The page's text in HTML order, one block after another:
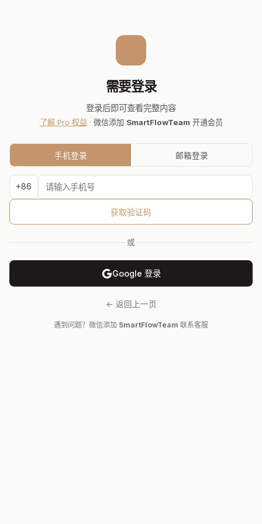
需要登录
登录后即可查看完整内容
了解 Pro 权益· 微信添加 SmartFlowTeam 开通会员
手机登录 邮箱登录
+86
获取验证码
或
Google 登录
← 返回上一页
遇到问题？微信添加 SmartFlowTeam 联系客服